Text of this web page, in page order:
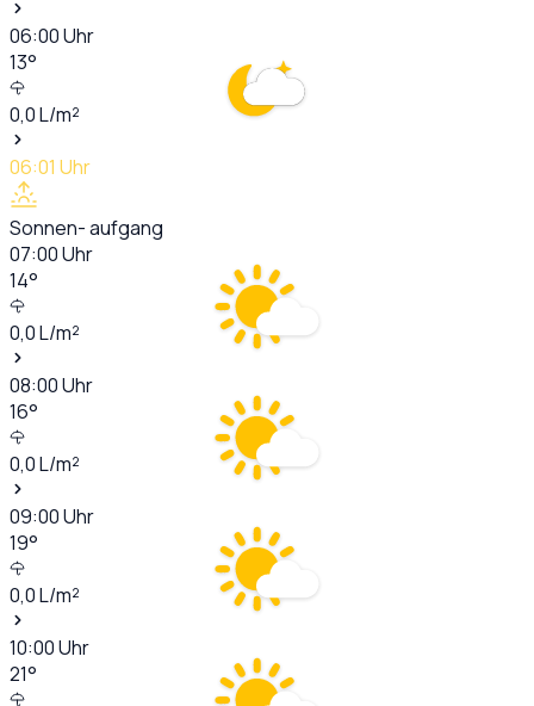
06:00Uhr
13°
0,0L/m²
06:01 Uhr
Sonnen- aufgang
07:00Uhr
14°
0,0L/m²
08:00Uhr
16°
0,0L/m²
09:00Uhr
19°
0,0L/m²
10:00Uhr
21°